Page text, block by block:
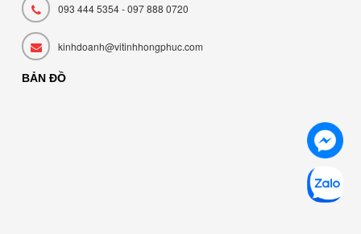
093 444 5354 - 097 888 0720
kinhdoanh@vitinhhongphuc.com
BẢN ĐỒ